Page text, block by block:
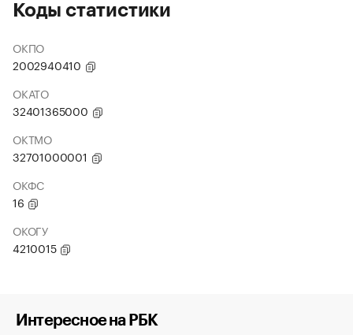
Коды статистики
ОКПО
2002940410
ОКАТО
32401365000
ОКТМО
32701000001
ОКФС
16
ОКОГУ
4210015
Интересное на РБК